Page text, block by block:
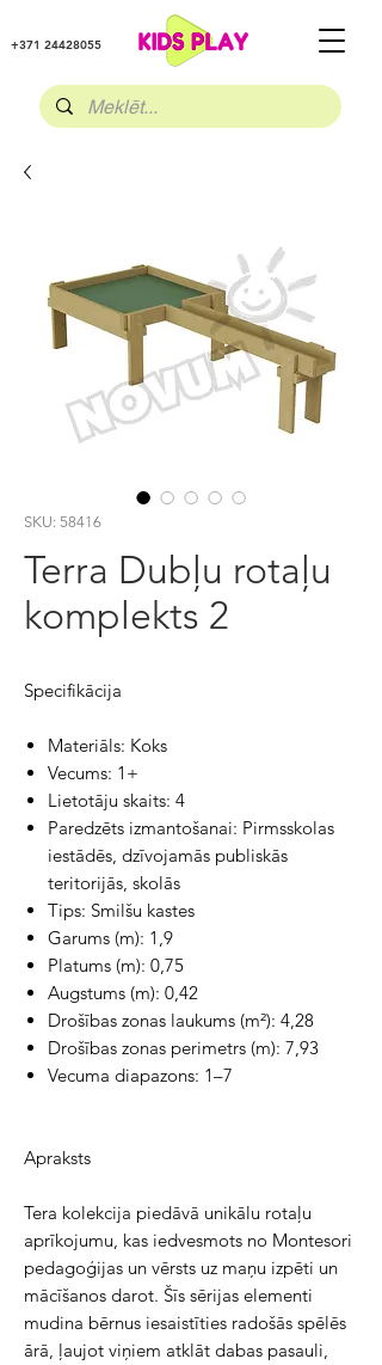
+371 24428055
SKU: 58416
Terra Dubļu rotaļu
komplekts 2
Specifikācija
Materiāls: Koks
Vecums: 1+
Lietotāju skaits: 4
Paredzēts izmantošanai: Pirmsskolas
iestādēs, dzīvojamās publiskās
teritorijās, skolās
Tips: Smilšu kastes
Garums (m): 1,9
Platums (m): 0,75
Augstums (m): 0,42
Drošības zonas laukums (m²): 4,28
Drošības zonas perimetrs (m): 7,93
Vecuma diapazons: 1–7
Apraksts
Tera kolekcija piedāvā unikālu rotaļu
aprīkojumu, kas iedvesmots no Montesori
pedagoģijas un vērsts uz maņu izpēti un
mācīšanos darot. Šīs sērijas elementi
mudina bērnus iesaistīties radošās spēlēs
ārā, ļaujot viņiem atklāt dabas pasauli,